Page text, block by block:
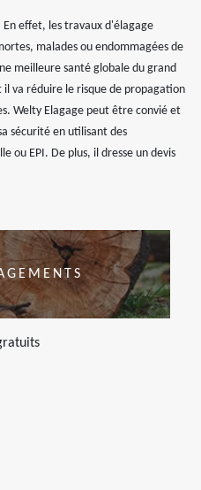
effet, les travaux d'élagage
malades ou endommagées de
meilleure santé globale du grand
va réduire le risque de propagation
Welty Elagage peut être convié et
sécurité en utilisant des
ou EPI. De plus, il dresse un devis